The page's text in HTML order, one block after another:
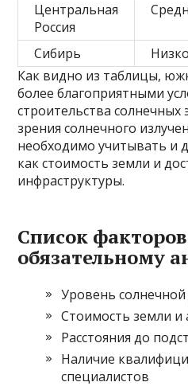
Центральная
Россия
Сибирь
Как видно из таблицы,
более благоприятными
строительства солнечных
зрения солнечного
необходимо учитывать и
как стоимость земли и
инфраструктуры.
Список
обязательному
Уровень
Стоимость земли и
Расстояния до
Наличие
специалистов